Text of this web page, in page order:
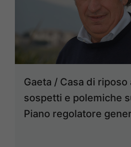
Gaeta / Casa di riposo
sospetti e polemiche
Piano regolatore